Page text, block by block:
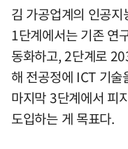
김 가공업계의 인공
1단계에서는 기존 연
동화하고, 2단계로
해 전공정에 ICT 기
마지막 3단계에서 피
도입하는 게 목표다.